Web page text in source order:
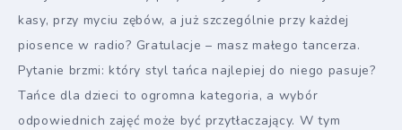
kasy, przy myciu zębów, a już szczególnie przy każdej
piosence w radio? Gratulacje – masz małego tancerza.
Pytanie brzmi: który styl tańca najlepiej do niego pasuje?
Tańce dla dzieci to ogromna kategoria, a wybór
odpowiednich zajęć może być przytłaczający. W tym